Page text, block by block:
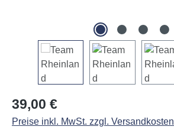
Regulärer Preis:
39,00 €
Preise inkl. MwSt. zzgl. Versandkosten